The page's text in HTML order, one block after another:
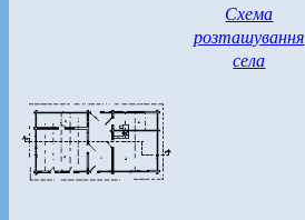
Схема
розташування
села